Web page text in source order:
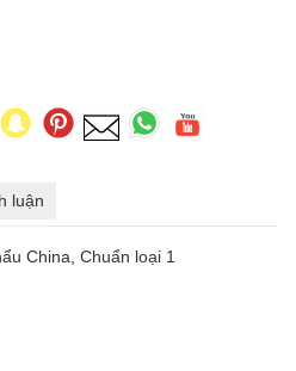
luận
China, Chuẩn loại 1